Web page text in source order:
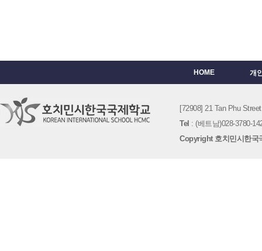
HOME 개
[72908] 21 Tan Phu
Tel : (베트남)028-3780-
Copyright 호치민시한국